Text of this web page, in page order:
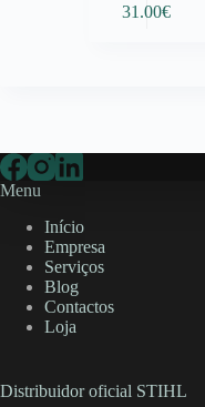
31.00€
Menu
Início
Empresa
Serviços
Blog
Contactos
Loja
Distribuidor oficial STIHL